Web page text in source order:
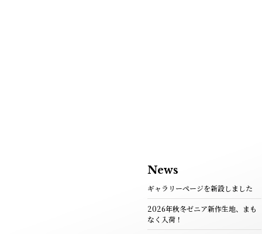
News
ギャラリーページを新設しました
2026年秋冬ゼニア新作生地、まも
なく入荷！